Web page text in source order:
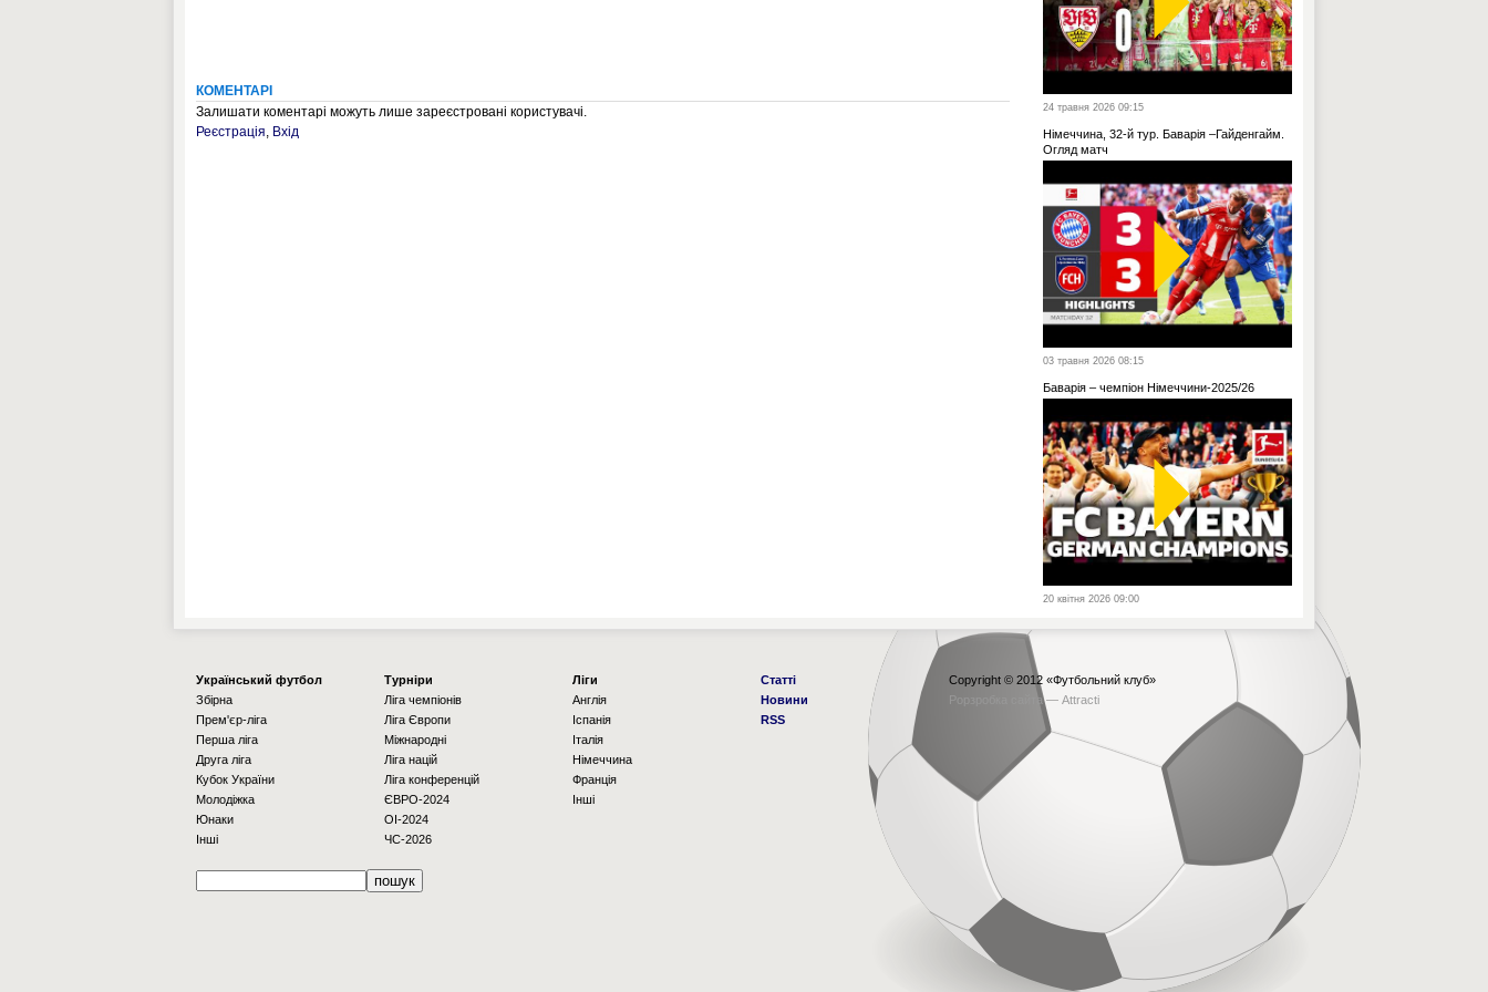
КОМЕНТАРІ
Залишати коментарі можуть лише зареєстровані користувачі.
Реєстрація, Вхід
24 травня 2026 09:15
Німеччина, 32-й тур. Баварія –Гайденгайм.
Огляд матч
03 травня 2026 08:15
Баварія – чемпіон Німеччини-2025/26
20 квітня 2026 09:00
Українcький футбол
Збірна
Прем'єр-ліга
Перша ліга
Друга ліга
Кубок України
Молодіжка
Юнаки
Інші
Турніри
Ліга чемпіонів
Ліга Європи
Міжнародні
Ліга націй
Ліга конференцій
ЄВРО-2024
OI-2024
ЧС-2026
Ліги
Англія
Іспанія
Італія
Німеччина
Франція
Інші
Статті
Новини
RSS
Copyright © 2012 «Футбольний клуб»
Рорзробка сайта — Attracti